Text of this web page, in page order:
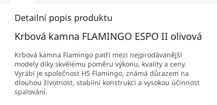
Detailní popis produktu
Krbová kamna FLAMINGO ESPO II olivová
Krbová kamna Flamingo patří mezi nejprodávanější
modely díky skvělému poměru výkonu, kvality a ceny.
Vyrábí je společnost HS Flamingo, známá důrazem na
dlouhou životnost, stabilní konstrukci a vysokou účinnost
spalování.